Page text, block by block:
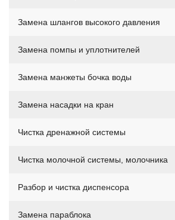
Замена шлангов высокого давления
Замена помпы и уплотнителей
Замена манжеты бочка воды
Замена насадки на кран
Чистка дренажной системы
Чистка молочной системы, молочника
Разбор и чистка диспенсора
Замена параблока